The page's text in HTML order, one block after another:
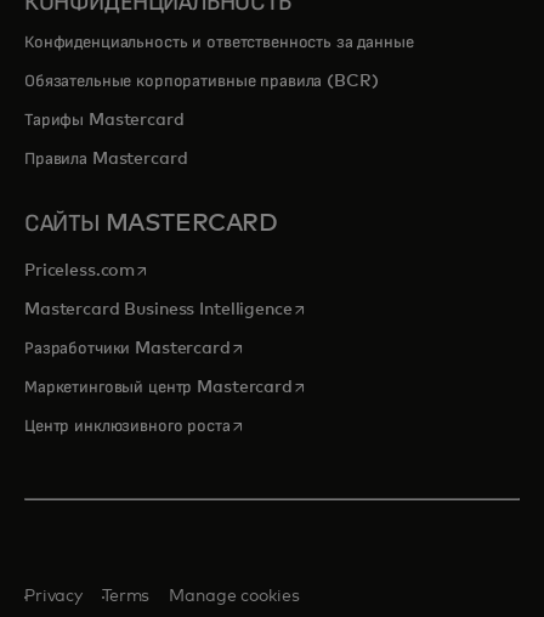
Конфиденциальность и ответственность за данные
Обязательные корпоративные правила (BCR)
Тарифы Mastercard
Правила Mastercard
САЙТЫ MASTERCARD
Priceless.com opens in a new tab
Mastercard Business Intelligenceopens in a new tab
Разработчики Mastercardopens in a new tab
Маркетинговый центр Mastercardopens in a new tab
Центр инклюзивного ростаopens in a new tab
Privacy Terms Manage cookies